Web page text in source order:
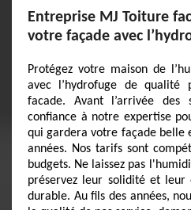
Entreprise MJ Toiture
votre façade avec
Protégez votre maison de
avec l’hydrofuge de qualité
facade. Avant l’arrivée des
confiance à notre expertise
qui gardera votre façade belle
années. Nos tarifs sont
budgets. Ne laissez pas
préservez leur solidité et leur
durable. Au fils des années,